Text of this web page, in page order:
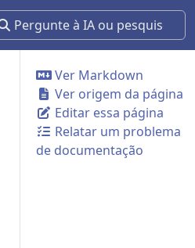
Ver Markdown
Ver origem da página
Editar essa página
Relatar um problema
de documentação